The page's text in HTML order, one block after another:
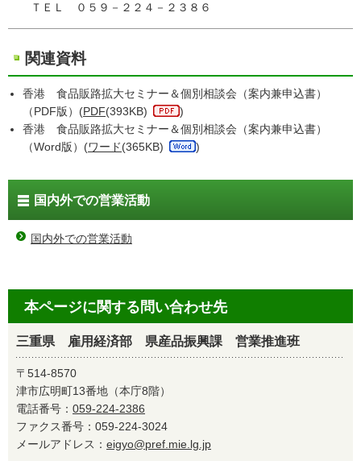
ＴＥＬ ０５９－２２４－２３８６
関連資料
香港 食品販路拡大セミナー＆個別相談会（案内兼申込書）
（PDF版）(PDF(393KB)
)
香港 食品販路拡大セミナー＆個別相談会（案内兼申込書）
（Word版）(ワード(365KB) )
国内外での営業活動
国内外での営業活動
本ページに関する問い合わせ先
三重県 雇用経済部 県産品振興課 営業推進班
〒514-8570
津市広明町13番地（本庁8階）
電話番号： 059-224-2386
ファクス番号：059-224-3024
メールアドレス： eigyo@pref.mie.lg.jp